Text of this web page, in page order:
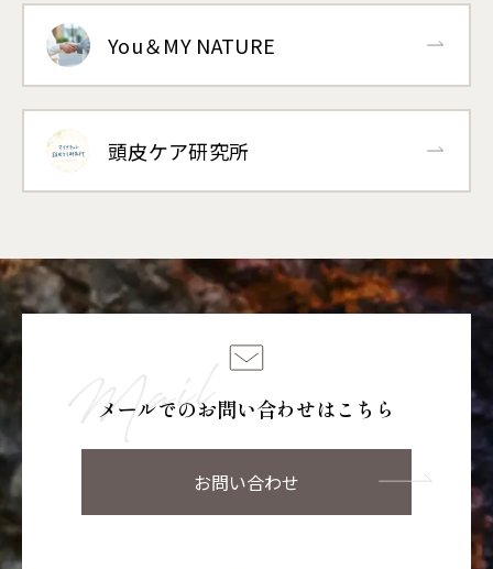
You＆MY NATURE
頭皮ケア研究所
メールでのお問い合わせはこちら
お問い合わせ